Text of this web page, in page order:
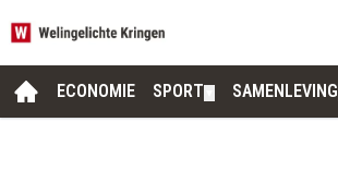
ECONOMIE SPORT SAMENLEVING